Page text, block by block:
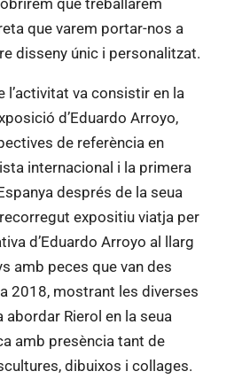
que varem portar-nos a
disseny únic i personalitzat.
l’activitat va consistir en la
d’Eduardo Arroyo,
de referència en
internacional i la primera
després de la seua
expositiu viatja per
d’Eduardo Arroyo al llarg
amb peces que van des
2018, mostrant les diverses
Rierol en la seua
amb presència tant de
dibuixos i collages.